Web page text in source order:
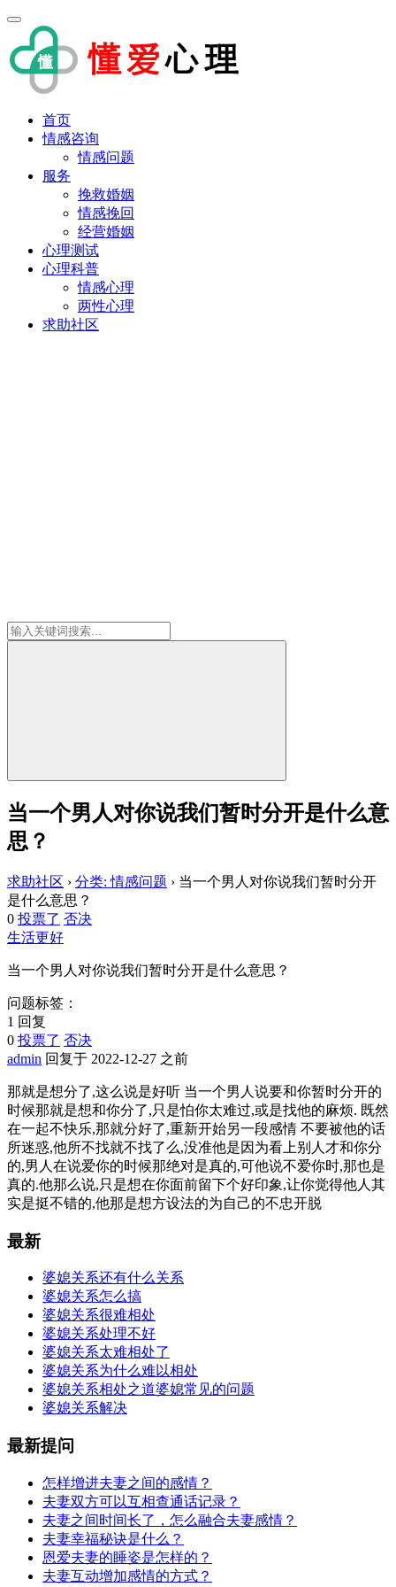
首页
情感咨询
情感问题
服务
挽救婚姻
情感挽回
经营婚姻
心理测试
心理科普
情感心理
两性心理
求助社区
当一个男人对你说我们暂时分开是什么意
思？
求助社区 › 分类: 情感问题 › 当一个男人对你说我们暂时分开
是什么意思？
0 投票了 否决
生活更好
当一个男人对你说我们暂时分开是什么意思？
问题标签：
1 回复
0 投票了 否决
admin 回复于 2022-12-27 之前
那就是想分了,这么说是好听 当一个男人说要和你暂时分开的
时候那就是想和你分了,只是怕你太难过,或是找他的麻烦. 既然
在一起不快乐,那就分好了,重新开始另一段感情 不要被他的话
所迷惑,他所不找就不找了么,没准他是因为看上别人才和你分
的,男人在说爱你的时候那绝对是真的,可他说不爱你时,那也是
真的.他那么说,只是想在你面前留下个好印象,让你觉得他人其
实是挺不错的,他那是想方设法的为自己的不忠开脱
最新
婆媳关系还有什么关系
婆媳关系怎么搞
婆媳关系很难相处
婆媳关系处理不好
婆媳关系太难相处了
婆媳关系为什么难以相处
婆媳关系相处之道婆媳常见的问题
婆媳关系解决
最新提问
怎样增进夫妻之间的感情？
夫妻双方可以互相查通话记录？
夫妻之间时间长了，怎么融合夫妻感情？
夫妻幸福秘诀是什么？
恩爱夫妻的睡姿是怎样的？
夫妻互动增加感情的方式？